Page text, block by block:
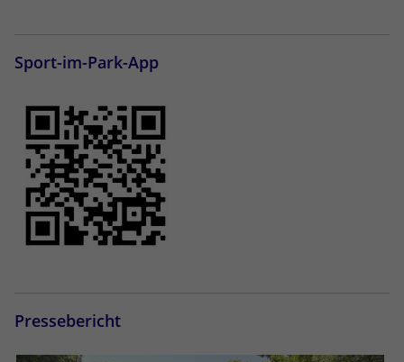
Sport-im-Park-App
Pressebericht